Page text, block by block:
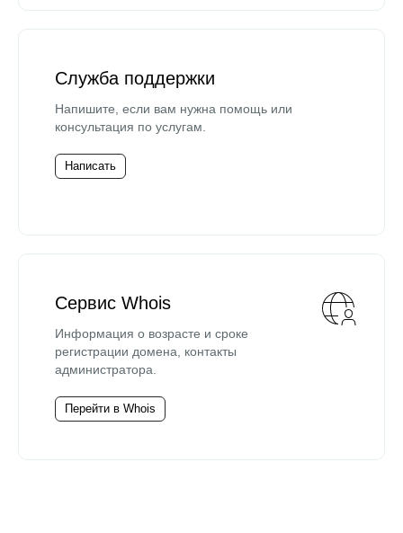
Служба поддержки
Напишите, если вам нужна помощь или
консультация по услугам.
Написать
Сервис Whois
Информация о возрасте и сроке
регистрации домена, контакты
администратора.
Перейти в Whois